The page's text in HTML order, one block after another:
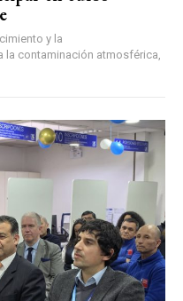
y la
contaminación atmosférica,